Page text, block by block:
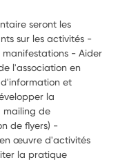
seront les
sur les activités -
manifestations - Aider
l'association en
et
la
mailing de
de flyers) -
œuvre d'activités
la pratique